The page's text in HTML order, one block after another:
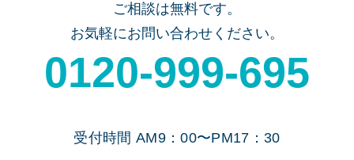
ご相談は無料です。
お気軽にお問い合わせください。
0120-999-695
受付時間 AM9：00〜PM17：30